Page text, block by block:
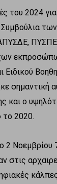
του 2024
Ειδικού
σημαντική
και ο
το 2020.
2 Νοεμβρίου
στις